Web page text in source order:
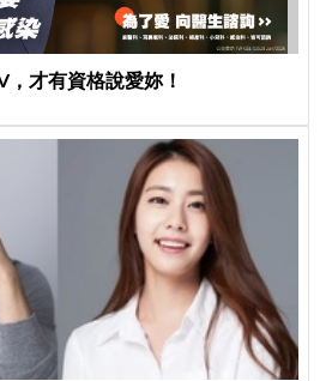
才有資格說愛妳！